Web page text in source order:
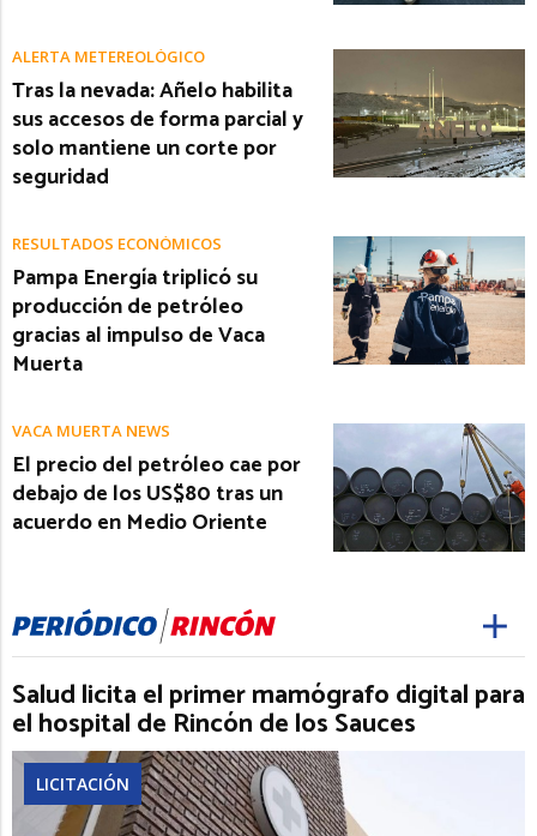
ALERTA METEREOLÓGICO
Tras la nevada: Añelo habilita
sus accesos de forma parcial y
solo mantiene un corte por
seguridad
RESULTADOS ECONÓMICOS
Pampa Energía triplicó su
producción de petróleo
gracias al impulso de Vaca
Muerta
VACA MUERTA NEWS
El precio del petróleo cae por
debajo de los US$80 tras un
acuerdo en Medio Oriente
Salud licita el primer mamógrafo digital para
el hospital de Rincón de los Sauces
LICITACIÓN